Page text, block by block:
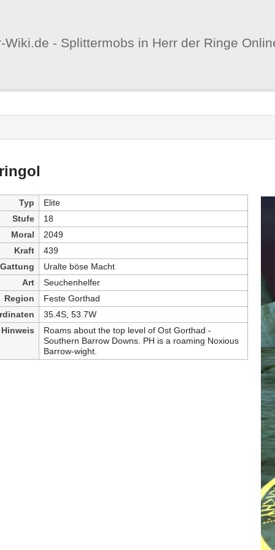
Wiki.de - Splittermobs in Herr der Ringe
Typ
Elite
Stufe
18
Moral
2049
Kraft
439
Gattung
Uralte böse Macht
Art
Seuchenhelfer
Region
Feste Gorthad
35.4S, 53.7W
Hinweis
Roams about the top level of Ost Gorthad -
Southern Barrow Downs. PH is a roaming Noxious
Barrow-wight.